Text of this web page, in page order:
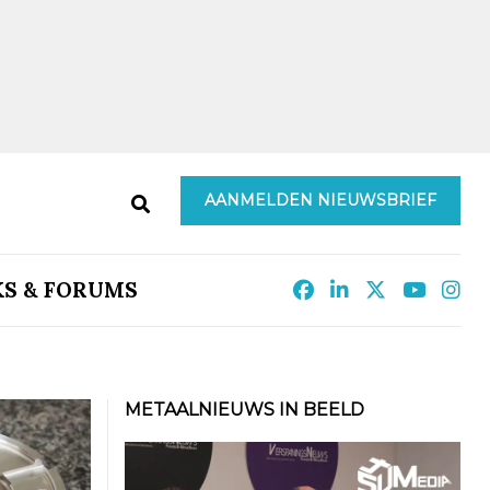
AANMELDEN NIEUWSBRIEF
& FORUMS
METAALNIEUWS IN BEELD